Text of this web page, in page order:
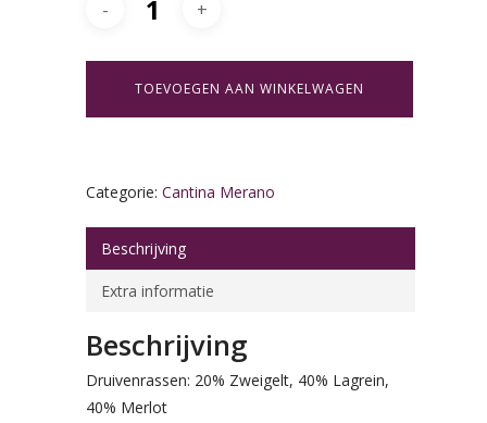
TOEVOEGEN AAN WINKELWAGEN
Categorie: Cantina Merano
Beschrijving
Extra informatie
Beschrijving
Druivenrassen: 20% Zweigelt, 40% Lagrein,
40% Merlot